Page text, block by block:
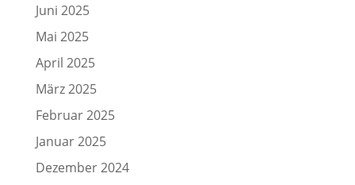
Juni 2025
Mai 2025
April 2025
März 2025
Februar 2025
Januar 2025
Dezember 2024